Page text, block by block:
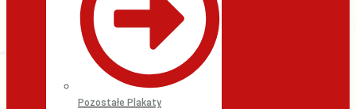
Pozostałe Plakaty